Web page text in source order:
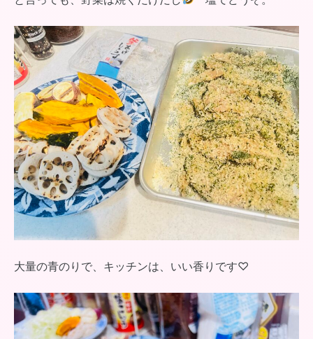
大量の青のりで、キッチンは、いい香りです♡